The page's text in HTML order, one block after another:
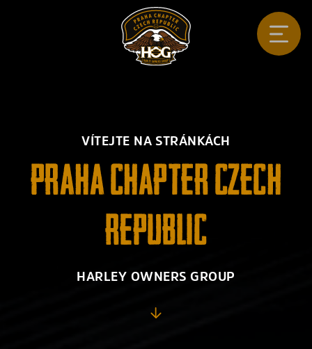
VÍTEJTE NA STRÁNKÁCH
PRAHA CHAPTER CZECH
REPUBLIC
HARLEY OWNERS GROUP